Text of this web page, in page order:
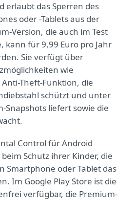
erlaubt das Sperren des
oder -Tablets aus der
Version, die auch im Test
kann für 9,99 Euro pro Jahr
Sie verfügt über
wie
Theft-Funktion, die
schützt und unter
Snapshots liefert sowie die
Control für Android
Schutz ihrer Kinder, die
Smartphone oder Tablet das
Im Google Play Store ist die
verfügbar, die Premium-